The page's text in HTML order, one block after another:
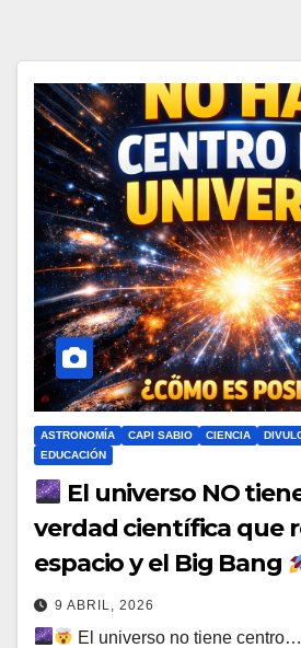
ASTRONOMÍA CAPI SABIO CIENCIA
EDUCACIÓN
El universo NO
verdad científica que
espacio y el Big Bang
9 ABRIL, 2026
El universo no tiene